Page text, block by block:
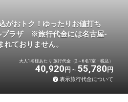
がおトク！ゆったりお値打ち
ラザ ※旅行代金には名古屋-
ておりません。
大人1名様あたり 旅行代金（2～6名1室・税込）
40,920 円 55,780 円
表示旅行代金について